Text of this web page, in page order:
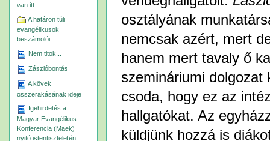
van itt
A határon túli
evangélikusok
beszámolói
Nem titok...
Zászlóbontás
A kövek
összerakásának ideje
Igehirdetés a
Magyar Evangélikus
Konferencia (Maek)
nyitó istentiszteletén
osztályának
nemcsak azért, mert
hanem mert tavaly ő
szemináriumi
csoda, hogy ez az
hallgatókat. Az
küldjünk hozzá is